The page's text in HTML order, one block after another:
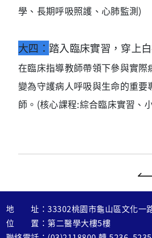
學、長期呼吸照護、心肺監測)
大四： 踏入臨床實習，穿上
在臨床指導教師帶領下參與實際
變為守護病人呼吸與生命的重要
師。(核心課程:綜合臨床實習、
地 址：33302桃園市龜山區文化一
位 置：第二醫學大樓5樓